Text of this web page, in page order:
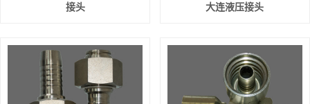
接头 大连液压接头